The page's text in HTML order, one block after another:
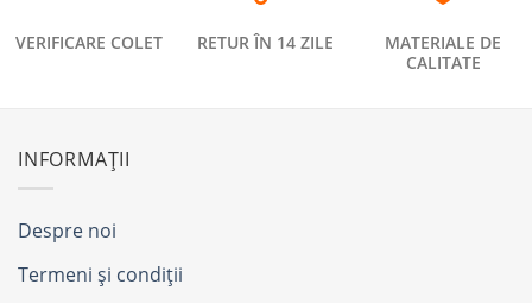
VERIFICARE COLET RETUR ÎN 14 ZILE
MATERIALE DE
CALITATE
INFORMAȚII
Despre noi
Termeni și condiții